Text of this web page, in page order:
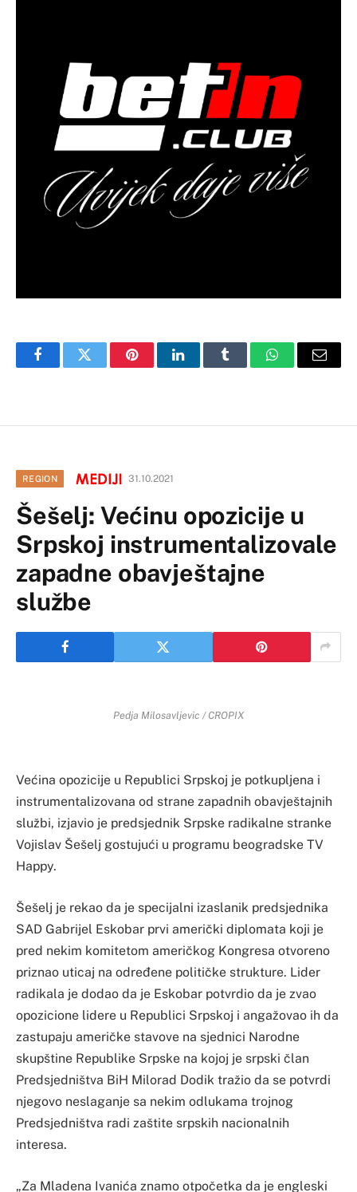
FacebookTwitter PinterestLinkedInTumblr WhatsAppEmail
REGION 31.10.2021
Šešelj: Većinu opozicije u
Srpskoj instrumentalizovale
zapadne obavještajne
službe
Pedja Milosavljevic / CROPIX
Većina opozicije u Republici Srpskoj je potkupljena i
instrumentalizovana od strane zapadnih obavještajnih
službi, izjavio je predsjednik Srpske radikalne stranke
Vojislav Šešelj gostujući u programu beogradske TV
Happy.
Šešelj je rekao da je specijalni izaslanik predsjednika
SAD Gabrijel Eskobar prvi američki diplomata koji je
pred nekim komitetom američkog Kongresa otvoreno
priznao uticaj na određene političke strukture. Lider
radikala je dodao da je Eskobar potvrdio da je zvao
opozicione lidere u Republici Srpskoj i angažovao ih da
zastupaju američke stavove na sjednici Narodne
skupštine Republike Srpske na kojoj je srpski član
Predsjedništva BiH Milorad Dodik tražio da se potvrdi
njegovo neslaganje sa nekim odlukama trojnog
Predsjedništva radi zaštite srpskih nacionalnih
interesa.
„Za Mladena Ivanića znamo otpočetka da je engleski